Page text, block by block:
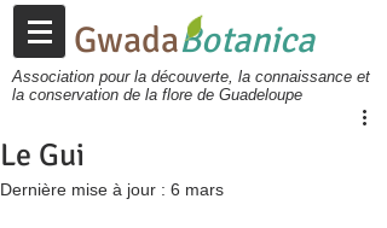
GwadaBotanica
Association pour la découverte, la connaissance et
la conservation de la flore de Guadeloupe
Le Gui
Dernière mise à jour : 6 mars